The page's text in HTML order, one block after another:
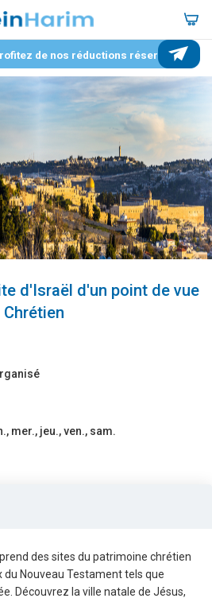
de nos réductions réservées
d'Israël d'un point de vue
Chrétien
mer., jeu., ven., sam.
des sites du patrimoine chrétien
du Nouveau Testament tels que
Découvrez la ville natale de Jésus,